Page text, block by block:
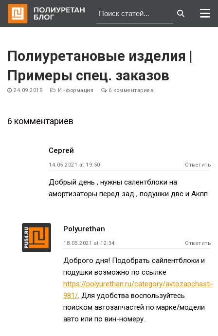
содержимому
Полиуретановые изделия |
Примеры спец. заказов
24.09.2019 Информация 6 комментариев
Навигация
6 комментариев
Сергей
14.05.2021 at 19:50 Ответить
Добрый день , нужны салентблоки на
амортизаторы перед зад , подушки двс и Акпп
Polyurethan
18.05.2021 at 12:34 Ответить
Доброго дня! Подобрать сайлентблоки и
подушки возможно по ссылке
https://polyurethan.ru/category/avtozapchasti-
981/. Для удобства воспользуйтесь
поиском автозапчастей по марке/модели
авто или по вин-номеру.